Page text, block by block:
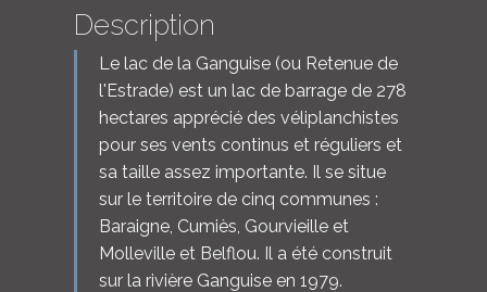
Description
Le lac de la Ganguise (ou Retenue de
l'Estrade) est un lac de barrage de 278
hectares apprécié des véliplanchistes
pour ses vents continus et réguliers et
sa taille assez importante. Il se situe
sur le territoire de cinq communes :
Baraigne, Cumiès, Gourvieille et
Molleville et Belflou. Il a été construit
sur la rivière Ganguise en 1979.